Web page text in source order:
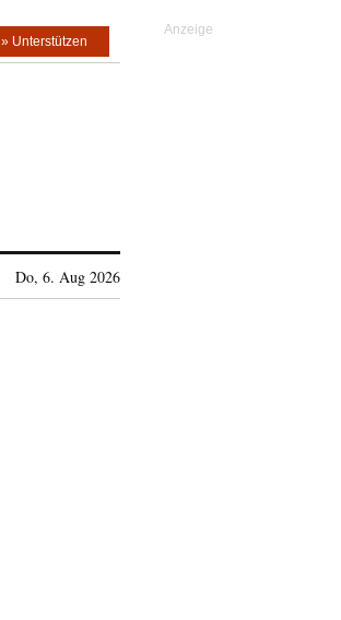
» Unterstützen
Do, 6. Aug 2026